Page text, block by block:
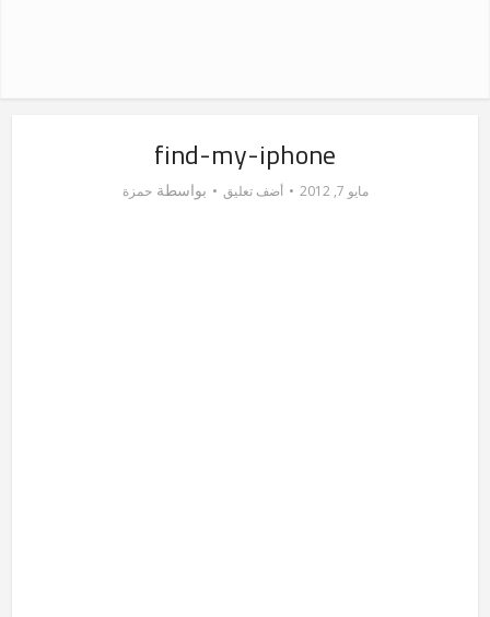
find-my-iphone
مايو 7, 2012 أضف تعليق بواسطةحمزة